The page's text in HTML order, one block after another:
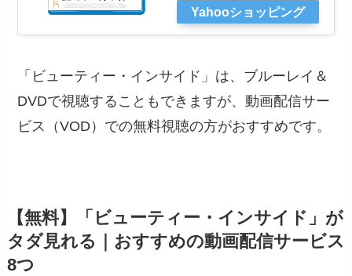
Yahooショッピング
「ビューティー・インサイド」は、ブルーレイ＆
DVDで視聴することもできますが、動画配信サー
ビス（VOD）での無料視聴の方がおすすめです。
【無料】「ビューティー・インサイド」が
タダ見れる｜おすすめの動画配信サービス
8つ